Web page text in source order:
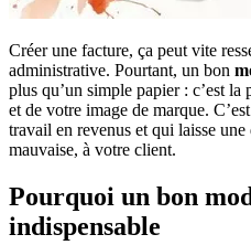
Créer une facture, ça peut vite
administrative. Pourtant, un bon
plus qu’un simple papier : c’est
et de votre image de marque.
travail en revenus et qui laisse
mauvaise, à votre client.
Pourquoi un bon
indispensable